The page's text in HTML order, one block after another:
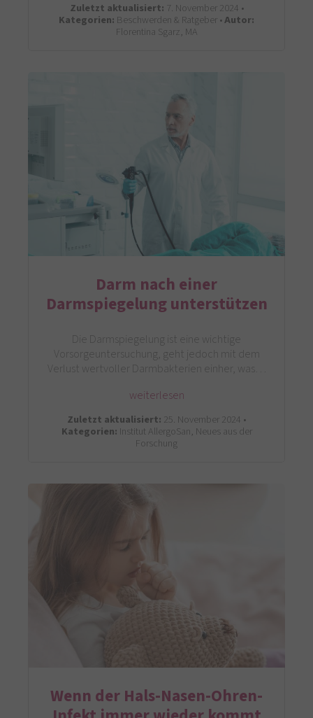
Zuletzt aktualisiert: 7. November 2024 •
Kategorien: Beschwerden & Ratgeber •Autor:
Florentina Sgarz, MA
Darm nach einer
Darmspiegelung unterstützen
Die Darmspiegelung ist eine wichtige
Vorsorgeuntersuchung, geht jedoch mit dem
Verlust wertvoller Darmbakterien einher, was…
weiterlesen
Zuletzt aktualisiert: 25. November 2024 •
Kategorien: Institut AllergoSan, Neues aus der
Forschung
Wenn der Hals-Nasen-Ohren-